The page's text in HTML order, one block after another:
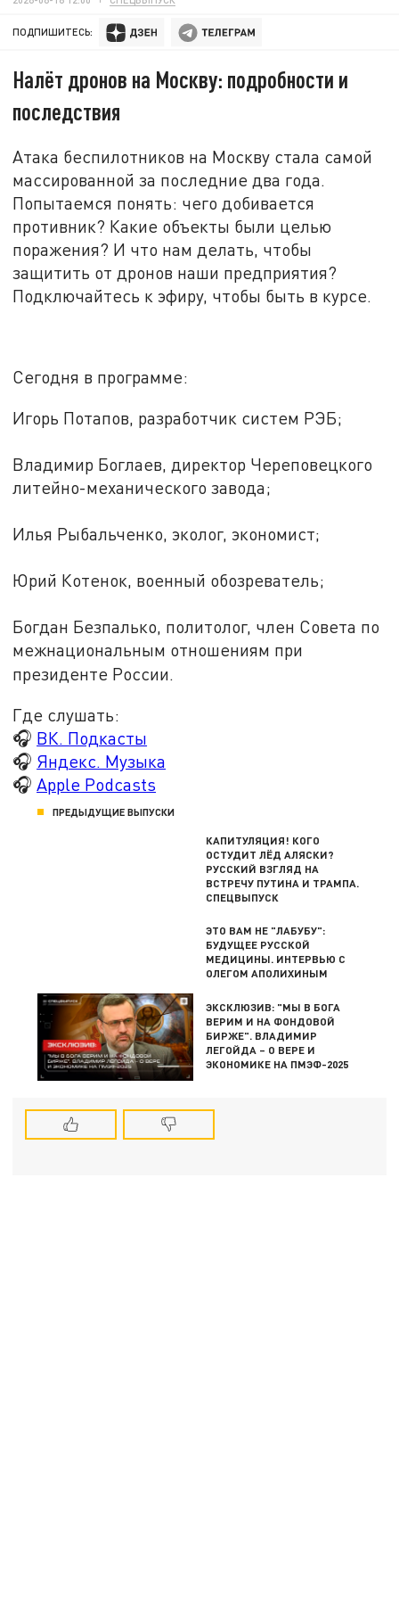
ПОДПИШИТЕСЬ:
Налёт дронов на Москву: подробности и
последствия
Атака беспилотников на Москву стала самой
массированной за последние два года.
Попытаемся понять: чего добивается
противник? Какие объекты были целью
поражения? И что нам делать, чтобы
защитить от дронов наши предприятия?
Подключайтесь к эфиру, чтобы быть в курсе.
Сегодня в программе:
Игорь Потапов, разработчик систем РЭБ;
Владимир Боглаев, директор Череповецкого
литейно-механического завода;
Илья Рыбальченко, эколог, экономист;
Юрий Котенок, военный обозреватель;
Богдан Безпалько, политолог, член Совета по
межнациональным отношениям при
президенте России.
Где слушать:
🎧 ВК. Подкасты
🎧 Яндекс. Музыка
🎧Apple Podcasts
ПРЕДЫДУЩИЕ ВЫПУСКИ
КАПИТУЛЯЦИЯ! КОГО
ОСТУДИТ ЛЁД АЛЯСКИ?
РУССКИЙ ВЗГЛЯД НА
ВСТРЕЧУ ПУТИНА И ТРАМПА.
СПЕЦВЫПУСК
ЭТО ВАМ НЕ "ЛАБУБУ":
БУДУЩЕЕ РУССКОЙ
МЕДИЦИНЫ. ИНТЕРВЬЮ С
ОЛЕГОМ АПОЛИХИНЫМ
ЭКСКЛЮЗИВ: "МЫ В БОГА
ВЕРИМ И НА ФОНДОВОЙ
БИРЖЕ". ВЛАДИМИР
ЛЕГОЙДА – О ВЕРЕ И
ЭКОНОМИКЕ НА ПМЭФ-2025